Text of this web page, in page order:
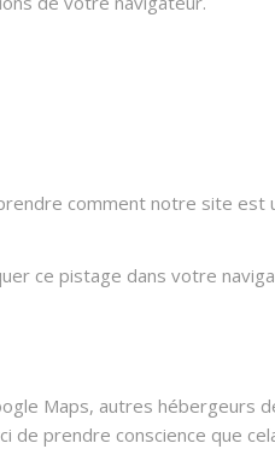
comment notre site
ce pistage dans votre
Maps, autres hébergeurs
prendre conscience que